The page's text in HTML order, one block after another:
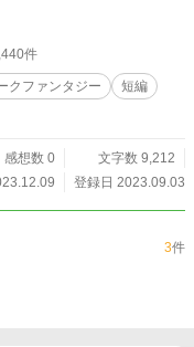
50代/162cm/45kg/耳を隠す
圧倒的な力を持つ不死鬼
して重めのお話ですので、
であればよろしくお願いし
宗教団体・または現実の歴史
件
クファンタジー
短編
感想数 0
文字数 9,212
登録日 2023.09.03
3件